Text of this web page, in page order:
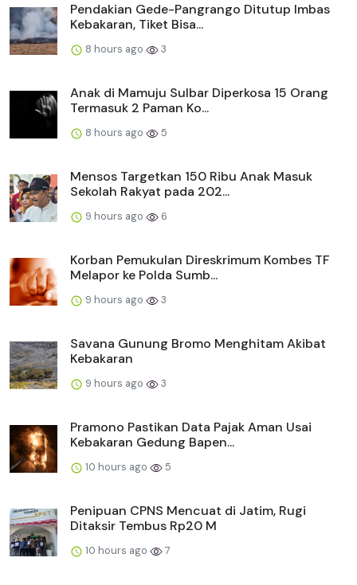
Pendakian Gede-Pangrango Ditutup Imbas
Kebakaran, Tiket Bisa...
8 hours ago 3
Anak di Mamuju Sulbar Diperkosa 15 Orang
Termasuk 2 Paman Ko...
8 hours ago 5
Mensos Targetkan 150 Ribu Anak Masuk
Sekolah Rakyat pada 202...
9 hours ago 6
Korban Pemukulan Direskrimum Kombes TF
Melapor ke Polda Sumb...
9 hours ago 3
Savana Gunung Bromo Menghitam Akibat
Kebakaran
9 hours ago 3
Pramono Pastikan Data Pajak Aman Usai
Kebakaran Gedung Bapen...
10 hours ago 5
Penipuan CPNS Mencuat di Jatim, Rugi
Ditaksir Tembus Rp20 M
10 hours ago 7